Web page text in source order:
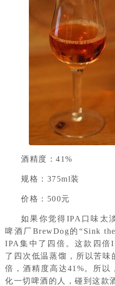
酒精度：41%
规格：375ml装
价格：500元
如果你觉得IPA口味太
啤酒厂BrewDog的“Sink
IPA集中了四倍。这款四倍
了四次低温蒸馏，所以苦味
倍，酒精度高达41%。所以
化一切啤酒的人，碰到这款